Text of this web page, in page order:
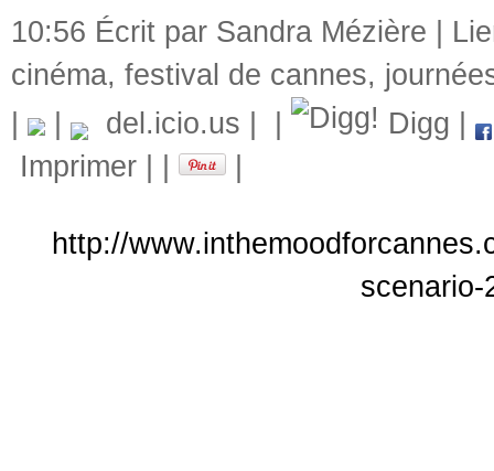
10:56 Écrit par Sandra Mézière |
cinéma, festival de cannes,
del.icio.us Digg
Imprimer
http://
scenario-